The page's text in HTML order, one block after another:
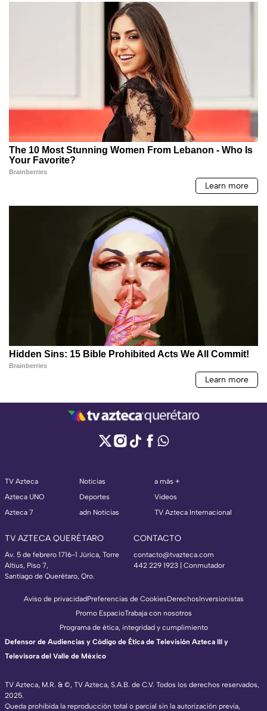
TV Azteca
Azteca UNO
Azteca 7
Noticias
Deportes
adn Noticias
a más +
Videos
TV Azteca Internacional
TV AZTECA QUERÉTARO
Av. 5 de febrero 1716-1 Júrica, Torre
Altius, Piso 7,
Santiago de Querétaro, Qro.
CONTACTO
contacto@tvazteca.com
442 229 1923 | Conmutador
TV Azteca, M.R. & ©, TV Azteca, S.A.B. de C.V. Todos los derechos reservados,
2025.
Queda prohibida la reproducción total o parcial sin la autorización previa,
Aviso de privacidadPreferencias de CookiesDerechosInversionistas
Promo EspacioTrabaja con nosotros
Programa de ética, integridad y cumplimiento
Defensor de Audiencias y Código de Ética de Televisión Azteca III y
Televisora del Valle de México